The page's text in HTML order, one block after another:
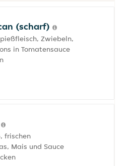
(scharf)
Zwiebeln,
in Tomatensauce
frischen
Mais und Sauce